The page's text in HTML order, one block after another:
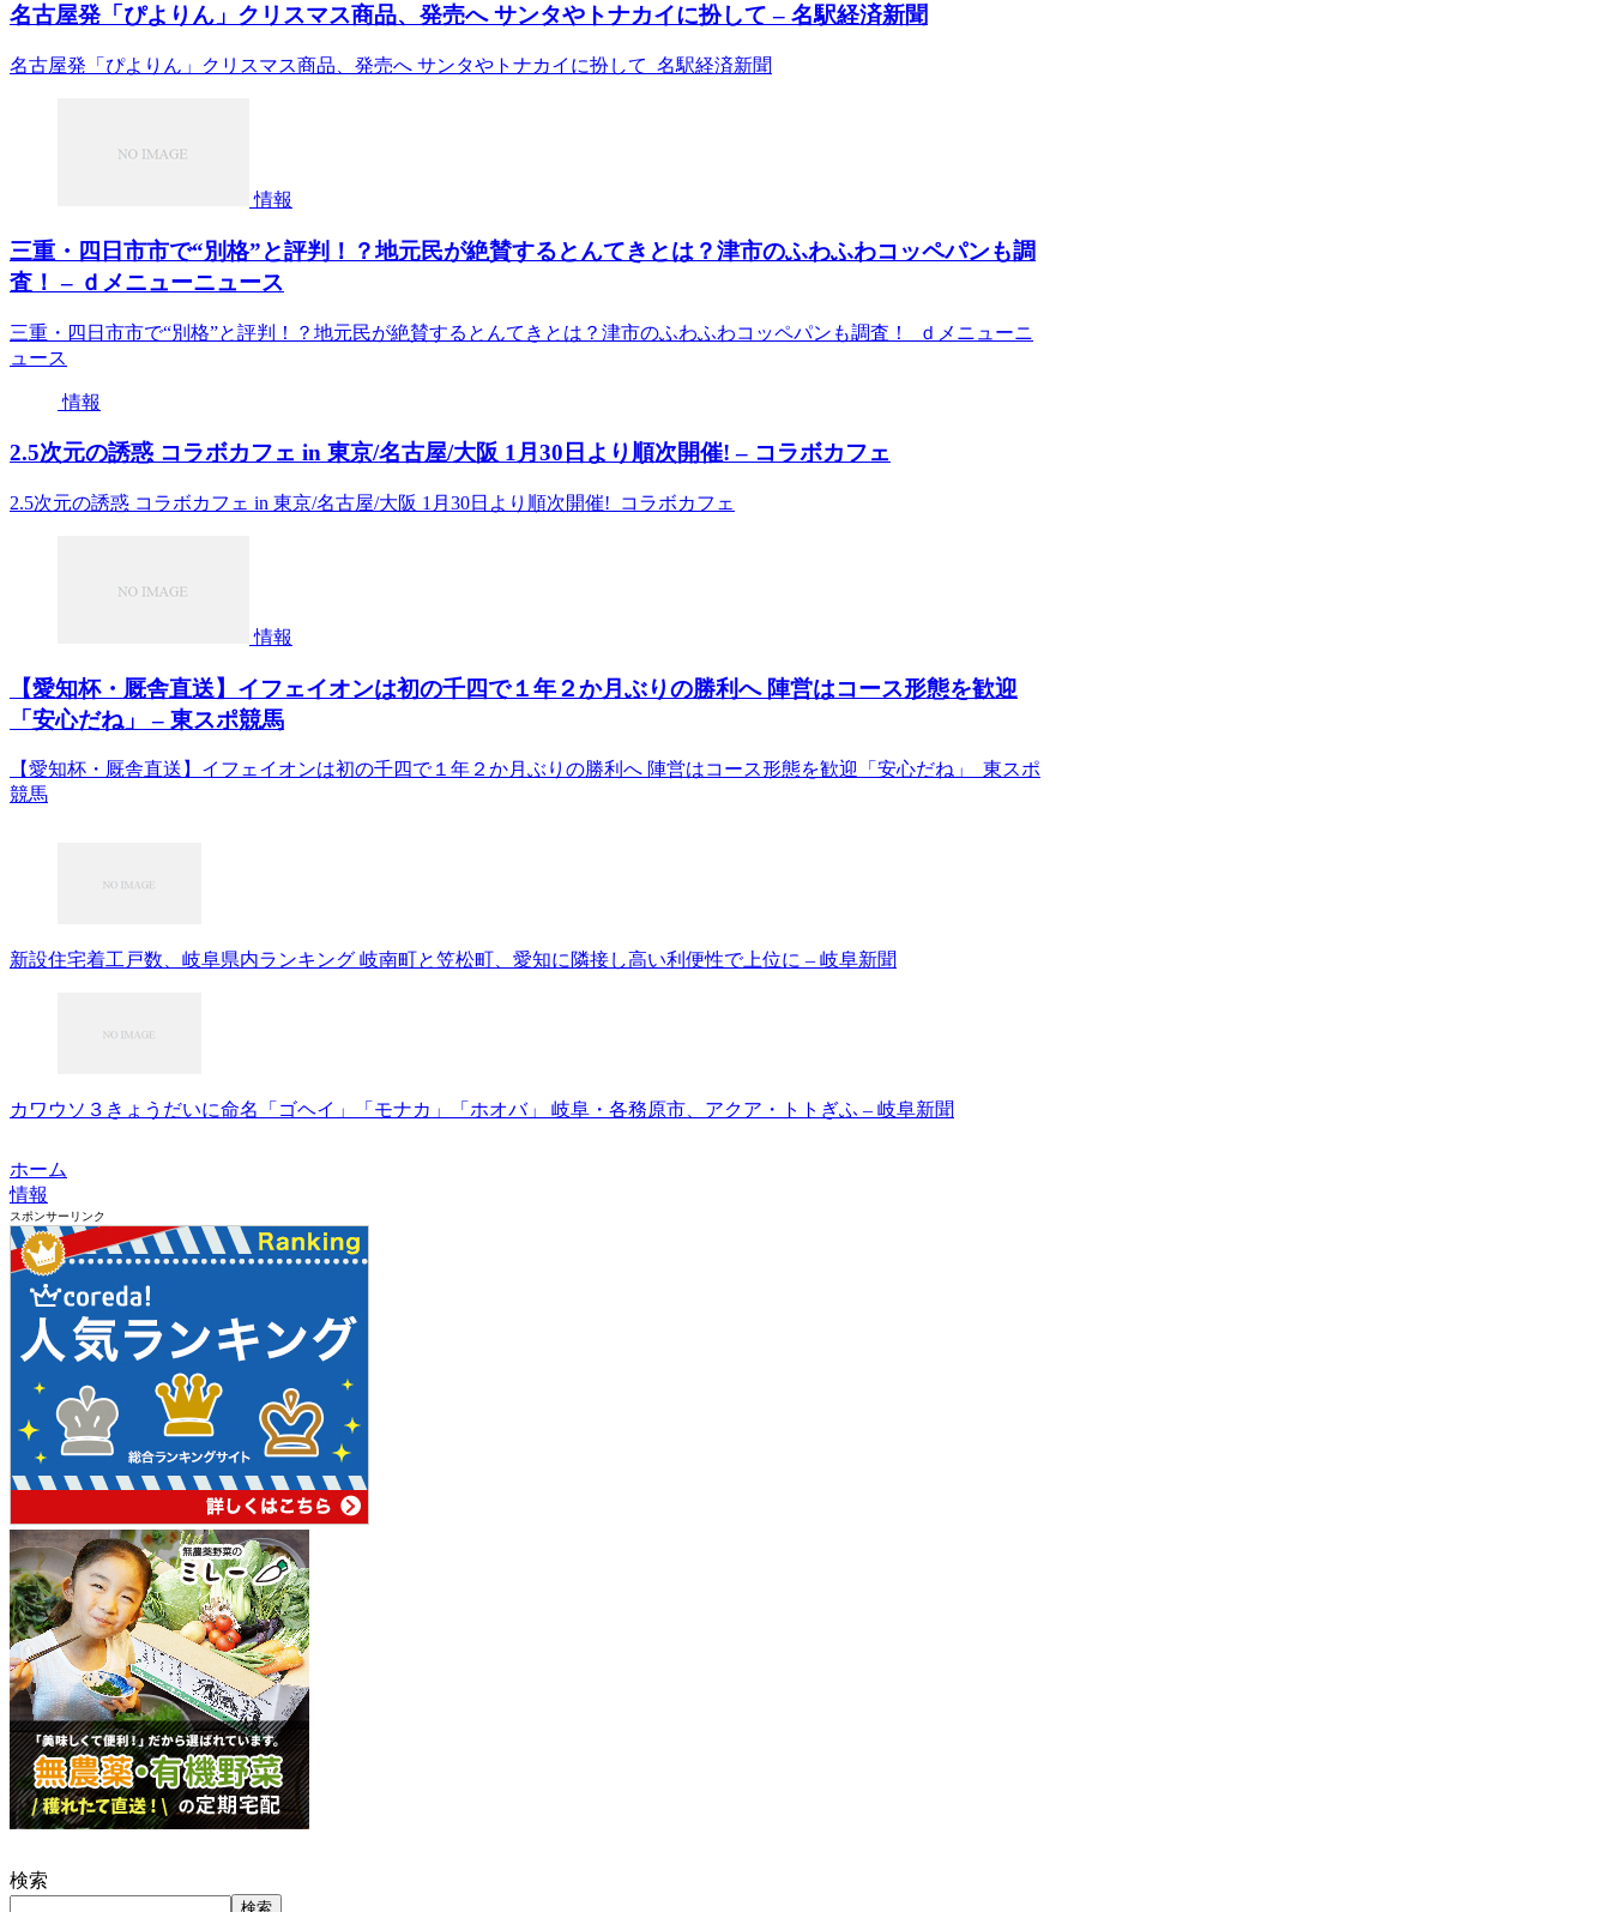
名古屋発「ぴよりん」クリスマス商品、発売へ サンタやトナカイに扮して – 名駅経済新聞
名古屋発「ぴよりん」クリスマス商品、発売へ サンタやトナカイに扮して 名駅経済新聞
情報
三重・四日市市で“別格”と評判！？地元民が絶賛するとんてきとは？津市のふわふわコッペパンも調
査！ – ｄメニューニュース
三重・四日市市で“別格”と評判！？地元民が絶賛するとんてきとは？津市のふわふわコッペパンも調査！ ｄメニューニ
ュース
情報
2.5次元の誘惑 コラボカフェ in 東京/名古屋/大阪 1月30日より順次開催! – コラボカフェ
2.5次元の誘惑 コラボカフェ in 東京/名古屋/大阪 1月30日より順次開催! コラボカフェ
情報
【愛知杯・厩舎直送】イフェイオンは初の千四で１年２か月ぶりの勝利へ 陣営はコース形態を歓迎
「安心だね」 – 東スポ競馬
【愛知杯・厩舎直送】イフェイオンは初の千四で１年２か月ぶりの勝利へ 陣営はコース形態を歓迎「安心だね」 東スポ
競馬
新設住宅着工戸数、岐阜県内ランキング 岐南町と笠松町、愛知に隣接し高い利便性で上位に – 岐阜新聞
カワウソ３きょうだいに命名「ゴヘイ」「モナカ」「ホオバ」 岐阜・各務原市、アクア・トトぎふ – 岐阜新聞
ホーム
情報
スポンサーリンク
検索
検索